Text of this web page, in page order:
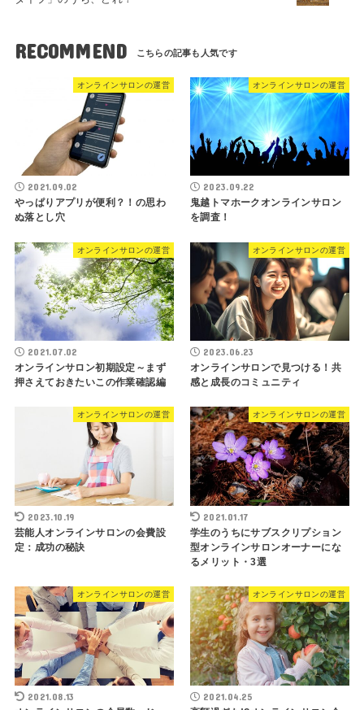
RECOMMEND
オンラインサロンの運営
2021.09.02
やっぱりアプリが便利？！の思わ
ぬ落とし穴
オンラインサロンの運営
2023.09.22
鬼越トマホークオンラインサロン
を調査！
オンラインサロンの運営
2021.07.02
オンラインサロン初期設定～まず
押さえておきたいこの作業確認編
オンラインサロンの運営
2023.06.23
オンラインサロンで見つける！共
感と成長のコミュニティ
オンラインサロンの運営
2023.10.19
芸能人オンラインサロンの会費設
定：成功の秘訣
オンラインサロンの運営
2021.01.17
学生のうちにサブスクリプション
型オンラインサロンオーナーにな
るメリット・3選
オンラインサロンの運営
2021.08.13
オンラインサロンの運営
2021.04.25